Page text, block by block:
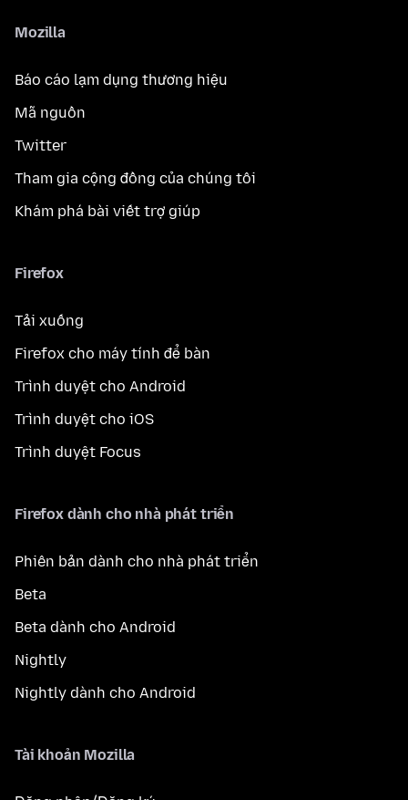
Mozilla
Báo cáo lạm dụng thương hiệu
Mã nguồn
Twitter
Tham gia cộng đồng của chúng tôi
Khám phá bài viết trợ giúp
Firefox
Tải xuống
Firefox cho máy tính để bàn
Trình duyệt cho Android
Trình duyệt cho iOS
Trình duyệt Focus
Firefox dành cho nhà phát triển
Phiên bản dành cho nhà phát triển
Beta
Beta dành cho Android
Nightly
Nightly dành cho Android
Tài khoản Mozilla